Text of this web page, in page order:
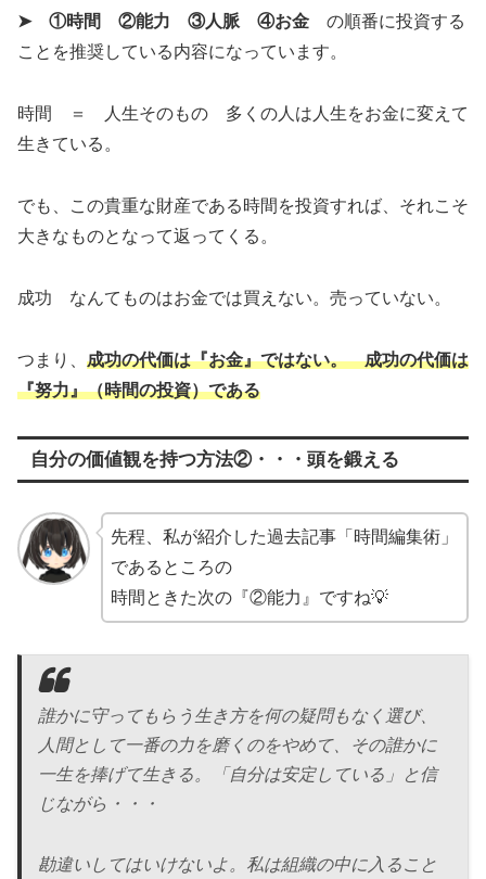
➤ ①時間 ②能力 ③人脈 ④お金 の順番に投資する
ことを推奨している内容になっています。
時間 ＝ 人生そのもの 多くの人は人生をお金に変えて
生きている。
でも、この貴重な財産である時間を投資すれば、それこそ
大きなものとなって返ってくる。
成功 なんてものはお金では買えない。売っていない。
つまり、 成功の代価は『お金』ではない。 成功の代価は
『努力』（時間の投資）である
自分の価値観を持つ方法②・・・頭を鍛える
先程、私が紹介した過去記事「時間編集術」
であるところの
時間ときた次の『②能力』ですね💡
誰かに守ってもらう生き方を何の疑問もなく選び、
人間として一番の力を磨くのをやめて、その誰かに
一生を捧げて生きる。「自分は安定している」と信
じながら・・・
勘違いしてはいけないよ。私は組織の中に入ること